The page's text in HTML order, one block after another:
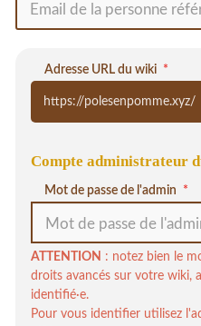
Adresse URL du wiki
https://polesenpomme.xyz/
Compte administrateur
Mot de passe de l'admin
ATTENTION : notez bien le
droits avancés sur votre wiki,
identifié·e.
Pour vous identifier utilisez